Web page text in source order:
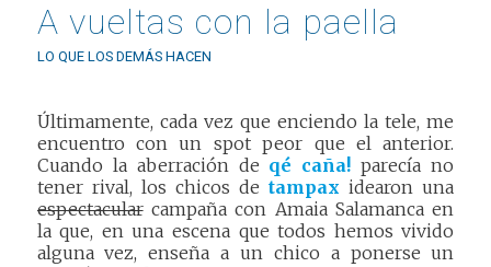
A vueltas con la paella
LO QUE LOS DEMÁS HACEN
Últimamente, cada vez que enciendo la tele, me
encuentro con un spot peor que el anterior.
Cuando la aberración de qé caña! parecía no
tener rival, los chicos detampax idearon una
espectacularcampaña con Amaia Salamanca en
la que, en una escena que todos hemos vivido
alguna vez, enseña a un chico a ponerse un